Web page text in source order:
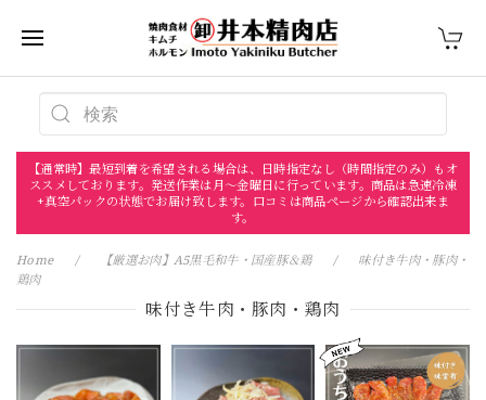
【通常時】最短到着を希望される場合は、日時指定なし（時間指定のみ）もオ
ススメしております。発送作業は月〜金曜日に行っています。商品は急速冷凍
+真空パックの状態でお届け致します。口コミは商品ページから確認出来ま
す。
Home 【厳選お肉】A5黒毛和牛・国産豚＆鶏
味付き牛肉・豚肉・
鶏肉
味付き牛肉・豚肉・鶏肉